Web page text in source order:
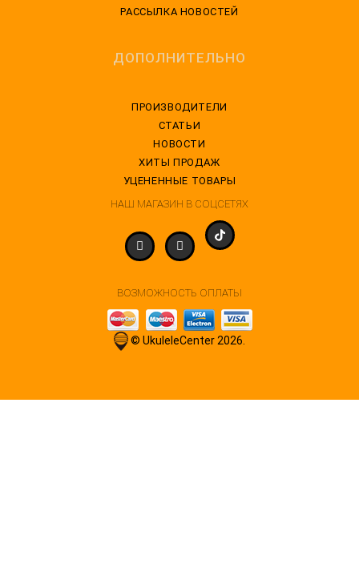
РАССЫЛКА НОВОСТЕЙ
ДОПОЛНИТЕЛЬНО
ПРОИЗВОДИТЕЛИ
СТАТЬИ
НОВОСТИ
ХИТЫ ПРОДАЖ
УЦЕНЕННЫЕ ТОВАРЫ
НАШ МАГАЗИН В СОЦСЕТЯХ
ВОЗМОЖНОСТЬ ОПЛАТЫ
© UkuleleCenter 2026.